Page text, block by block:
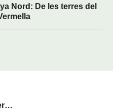
Nord: De les terres del